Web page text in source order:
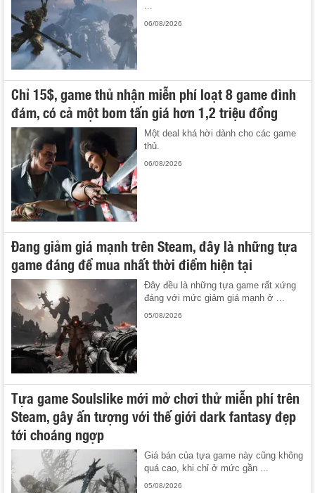
...
06/08/2026
Chỉ 15$, game thủ nhận miễn phí loạt 8 game đình
đám, có cả một bom tấn giá hơn 1,2 triệu đồng
Một deal khá hời dành cho các game
thủ.
06/08/2026
Đang giảm giá mạnh trên Steam, đây là những tựa
game đáng để mua nhất thời điểm hiện tại
Đây đều là những tựa game rất xứng
đáng với mức giảm giá mạnh ở ...
05/08/2026
Tựa game Soulslike mới mở chơi thử miễn phí trên
Steam, gây ấn tượng với thế giới dark fantasy đẹp
tới choáng ngợp
Giá bán của tựa game này cũng không
quá cao, khi chỉ ở mức gần ...
05/08/2026